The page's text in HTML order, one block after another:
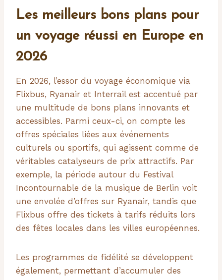
Les meilleurs bons plans pour
un voyage réussi en Europe en
2026
En 2026, l’essor du voyage économique via
Flixbus, Ryanair et Interrail est accentué par
une multitude de bons plans innovants et
accessibles. Parmi ceux-ci, on compte les
offres spéciales liées aux événements
culturels ou sportifs, qui agissent comme de
véritables catalyseurs de prix attractifs. Par
exemple, la période autour du Festival
Incontournable de la musique de Berlin voit
une envolée d’offres sur Ryanair, tandis que
Flixbus offre des tickets à tarifs réduits lors
des fêtes locales dans les villes européennes.
Les programmes de fidélité se développent
également, permettant d’accumuler des